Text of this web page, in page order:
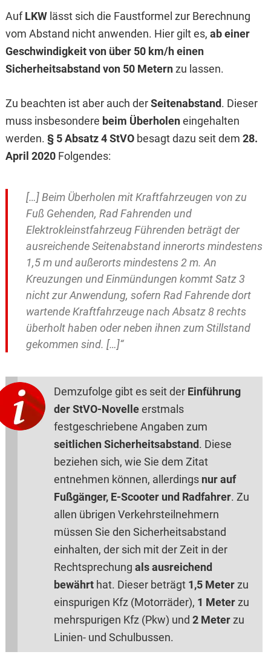
AufLKWlässt sich die Faustformel zur Berechnung
vom Abstand nicht anwenden. Hier gilt es, ab einer
Geschwindigkeit von über 50 km/h einen
Sicherheitsabstand von 50 Meternzu lassen.
Zu beachten ist aber auch derSeitenabstand. Dieser
muss insbesondere beim Überholeneingehalten
werden. § 5 Absatz 4 StVObesagt dazu seit dem 28.
April 2020Folgendes:
[…] Beim Überholen mit Kraftfahrzeugen von zu
Fuß Gehenden, Rad Fahrenden und
Elektrokleinstfahrzeug Führenden beträgt der
ausreichende Seitenabstand innerorts mindestens
1,5 m und außerorts mindestens 2 m. An
Kreuzungen und Einmündungen kommt Satz 3
nicht zur Anwendung, sofern Rad Fahrende dort
wartende Kraftfahrzeuge nach Absatz 8 rechts
überholt haben oder neben ihnen zum Stillstand
gekommen sind. […]“
Demzufolge gibt es seit der Einführung
der StVO-Novelleerstmals
festgeschriebene Angaben zum
seitlichen Sicherheitsabstand. Diese
beziehen sich, wie Sie dem Zitat
entnehmen können, allerdings nur auf
Fußgänger, E-Scooter und Radfahrer. Zu
allen übrigen Verkehrsteilnehmern
müssen Sie den Sicherheitsabstand
einhalten, der sich mit der Zeit in der
Rechtsprechung als ausreichend
bewährthat. Dieser beträgt 1,5 Meterzu
einspurigen Kfz (Motorräder), 1 Meterzu
mehrspurigen Kfz (Pkw) und 2 Meterzu
Linien- und Schulbussen.